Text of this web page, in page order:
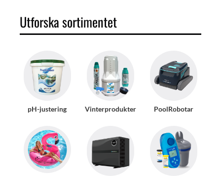
Utforska sortimentet
pH-justering Vinterprodukter PoolRobotar